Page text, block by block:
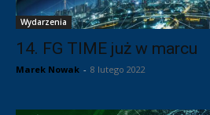
Wydarzenia
14. FG TIME już w marcu
Marek Nowak - 8 lutego 2022